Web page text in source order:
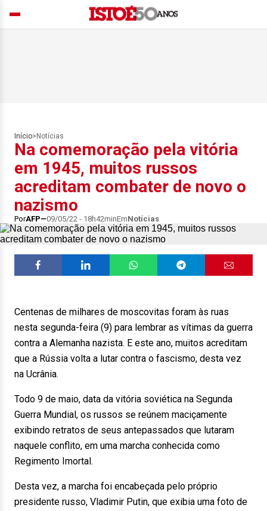
Início> Notícias
Na comemoração pela vitória
em 1945, muitos russos
acreditam combater de novo o
nazismo
PorAFP 09/05/22 - 18h42minEmNotícias
Centenas de milhares de moscovitas foram às ruas
nesta segunda-feira (9) para lembrar as vítimas da guerra
contra a Alemanha nazista. E este ano, muitos acreditam
que a Rússia volta a lutar contra o fascismo, desta vez
na Ucrânia.
Todo 9 de maio, data da vitória soviética na Segunda
Guerra Mundial, os russos se reúnem maciçamente
exibindo retratos de seus antepassados que lutaram
naquele conflito, em uma marcha conhecida como
Regimento Imortal.
Desta vez, a marcha foi encabeçada pelo próprio
presidente russo, Vladimir Putin, que exibia uma foto de